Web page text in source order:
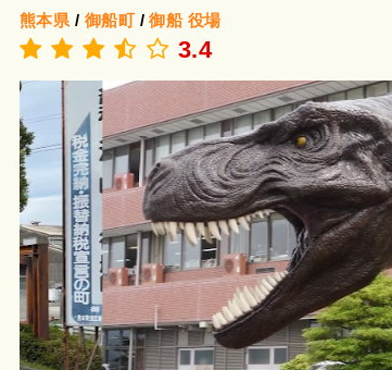
熊本県 / 御船町/御船 役場
3.4